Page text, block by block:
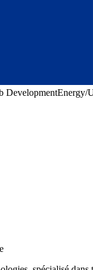
DevelopmentEnergy/